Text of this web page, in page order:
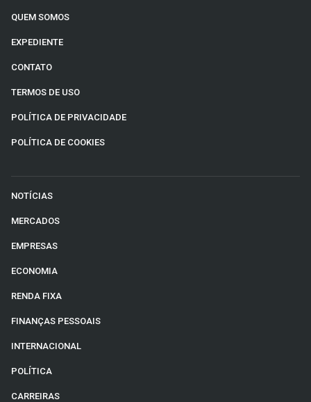
QUEM SOMOS
EXPEDIENTE
CONTATO
TERMOS DE USO
POLÍTICA DE PRIVACIDADE
POLÍTICA DE COOKIES
NOTÍCIAS
MERCADOS
EMPRESAS
ECONOMIA
RENDA FIXA
FINANÇAS PESSOAIS
INTERNACIONAL
POLÍTICA
CARREIRAS